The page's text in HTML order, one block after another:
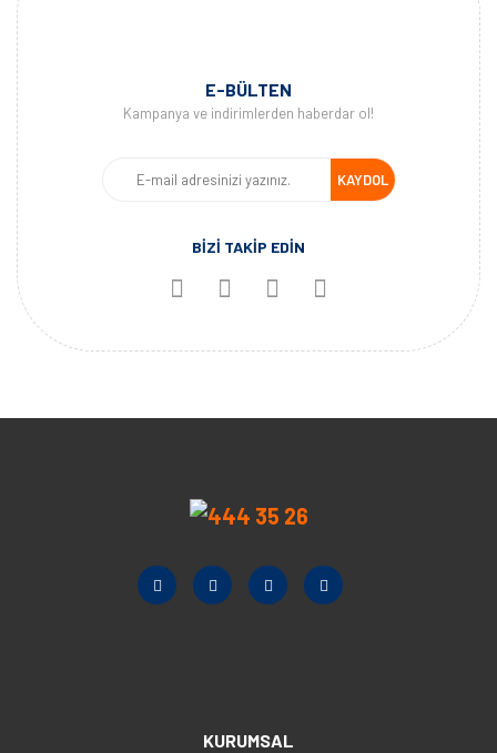
E-BÜLTEN
Kampanya ve indirimlerden haberdar ol!
KAYDOL
BİZİ TAKİP EDİN
KURUMSAL